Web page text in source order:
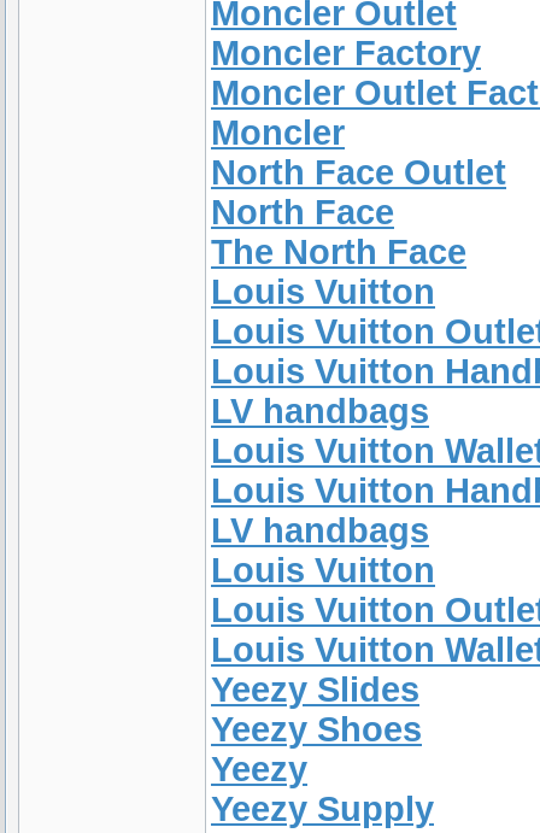
Moncler Outlet
Moncler Factory
Moncler Outlet
Moncler
North Face Outlet
North Face
The North Face
Louis Vuitton
Louis Vuitton
Louis Vuitton
LV handbags
Louis Vuitton
Louis Vuitton
LV handbags
Louis Vuitton
Louis Vuitton
Louis Vuitton
Yeezy Slides
Yeezy Shoes
Yeezy
Yeezy Supply